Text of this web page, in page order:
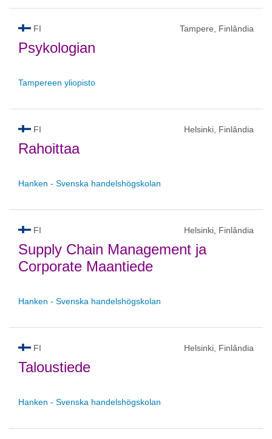
FI Tampere, Finlândia
Psykologian
Tampereen yliopisto
FI Helsinki, Finlândia
Rahoittaa
Hanken - Svenska handelshögskolan
FI Helsinki, Finlândia
Supply Chain Management ja
Corporate Maantiede
Hanken - Svenska handelshögskolan
FI Helsinki, Finlândia
Taloustiede
Hanken - Svenska handelshögskolan